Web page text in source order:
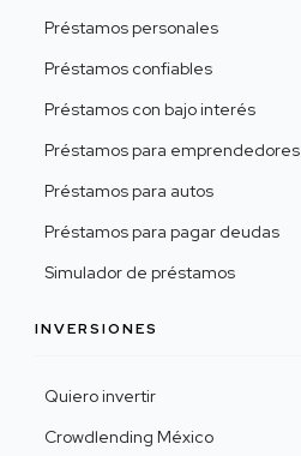
Préstamos personales
Préstamos confiables
Préstamos con bajo interés
Préstamos para emprendedores
Préstamos para autos
Préstamos para pagar deudas
Simulador de préstamos
INVERSIONES
Quiero invertir
Crowdlending México